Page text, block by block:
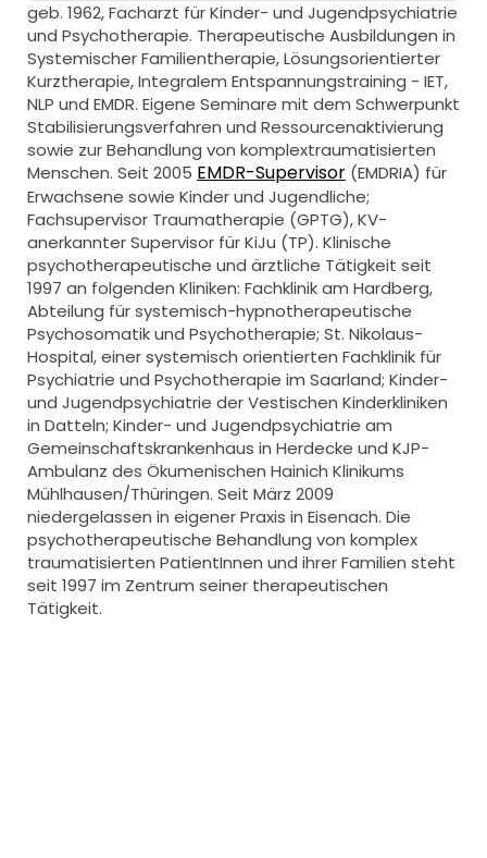
geb. 1962, Facharzt für Kinder- und Jugendpsychiatrie
und Psychotherapie. Therapeutische Ausbildungen in
Systemischer Familientherapie, Lösungsorientierter
Kurztherapie, Integralem Entspannungstraining - IET,
NLP und EMDR. Eigene Seminare mit dem Schwerpunkt
Stabilisierungsverfahren und Ressourcenaktivierung
sowie zur Behandlung von komplextraumatisierten
Menschen. Seit 2005 EMDR-Supervisor (EMDRIA) für
Erwachsene sowie Kinder und Jugendliche;
Fachsupervisor Traumatherapie (GPTG), KV-
anerkannter Supervisor für KiJu (TP). Klinische
psychotherapeutische und ärztliche Tätigkeit seit
1997 an folgenden Kliniken: Fachklinik am Hardberg,
Abteilung für systemisch-hypnotherapeutische
Psychosomatik und Psychotherapie; St. Nikolaus-
Hospital, einer systemisch orientierten Fachklinik für
Psychiatrie und Psychotherapie im Saarland; Kinder-
und Jugendpsychiatrie der Vestischen Kinderkliniken
in Datteln; Kinder- und Jugendpsychiatrie am
Gemeinschaftskrankenhaus in Herdecke und KJP-
Ambulanz des Ökumenischen Hainich Klinikums
Mühlhausen/Thüringen. Seit März 2009
niedergelassen in eigener Praxis in Eisenach. Die
psychotherapeutische Behandlung von komplex
traumatisierten PatientInnen und ihrer Familien steht
seit 1997 im Zentrum seiner therapeutischen
Tätigkeit.